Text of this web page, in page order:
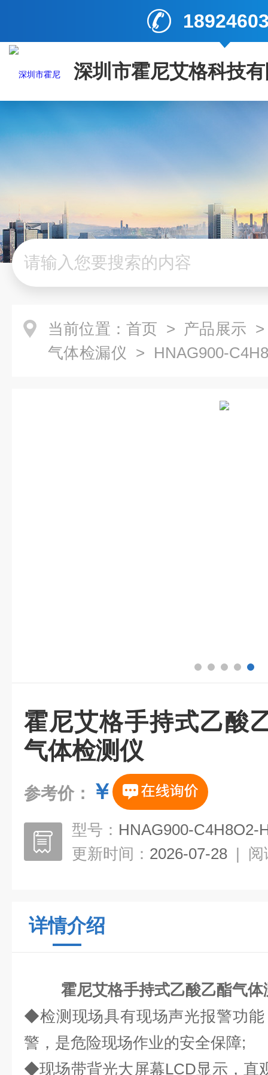
深圳市霍尼艾格科技
当前位置： 首页 > 产品展示
气体检漏仪 > HNAG900-
霍尼艾格手持式乙酸
气体检测仪
参考价： ￥
型号： HNAG900-C4H8O2-
更新时间： 2026-07-28 | 阅
详情介绍
霍尼艾格手持式乙酸乙酯气体
◆检测现场具有现场声光报警功
警，是危险现场作业的安全保障;
◆现场带背光大屏幕LCD显示，直